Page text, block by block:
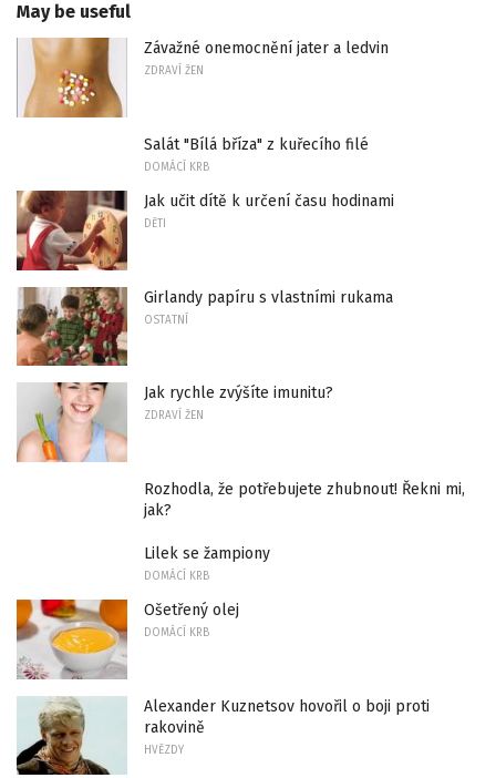
May be useful
Závažné onemocnění jater a ledvin
ZDRAVÍ ŽEN
Salát "Bílá bříza" z kuřecího filé
DOMÁCÍ KRB
Jak učit dítě k určení času hodinami
DĚTI
Girlandy papíru s vlastními rukama
OSTATNÍ
Jak rychle zvýšíte imunitu?
ZDRAVÍ ŽEN
Rozhodla, že potřebujete zhubnout! Řekni mi,
jak?
Lilek se žampiony
DOMÁCÍ KRB
Ošetřený olej
DOMÁCÍ KRB
Alexander Kuznetsov hovořil o boji proti
rakovině
HVĚZDY